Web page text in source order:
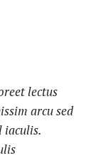
lectus
arcu sed
iaculis.